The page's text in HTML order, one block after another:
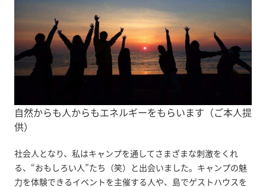
自然からも人からもエネルギーをもらいます（ご本人提
供）
社会人となり、私はキャンプを通してさまざまな刺激をくれ
る、“おもしろい人”たち（笑）と出会いました。キャンプの魅
力を体験できるイベントを主催する人や、島でゲストハウスを